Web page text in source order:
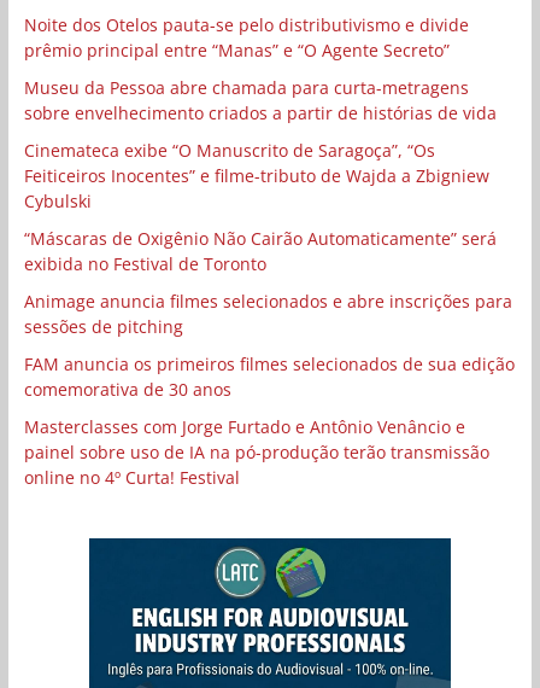
Noite dos Otelos pauta-se pelo distributivismo e divide
prêmio principal entre “Manas” e “O Agente Secreto”
Museu da Pessoa abre chamada para curta-metragens
sobre envelhecimento criados a partir de histórias de vida
Cinemateca exibe “O Manuscrito de Saragoça”, “Os
Feiticeiros Inocentes” e filme-tributo de Wajda a Zbigniew
Cybulski
“Máscaras de Oxigênio Não Cairão Automaticamente” será
exibida no Festival de Toronto
Animage anuncia filmes selecionados e abre inscrições para
sessões de pitching
FAM anuncia os primeiros filmes selecionados de sua edição
comemorativa de 30 anos
Masterclasses com Jorge Furtado e Antônio Venâncio e
painel sobre uso de IA na pó-produção terão transmissão
online no 4º Curta! Festival